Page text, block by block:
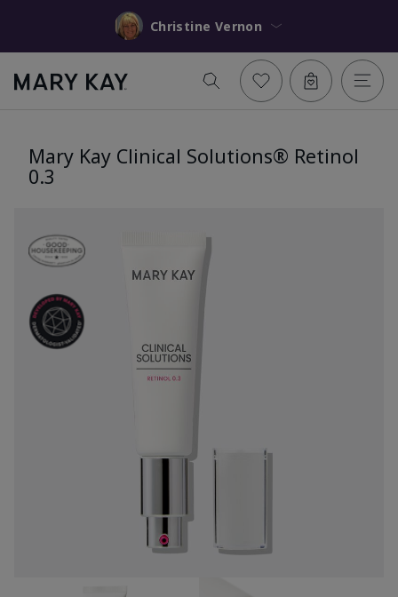
Christine Vernon
Mary Kay Clinical Solutions® Retinol
0.3